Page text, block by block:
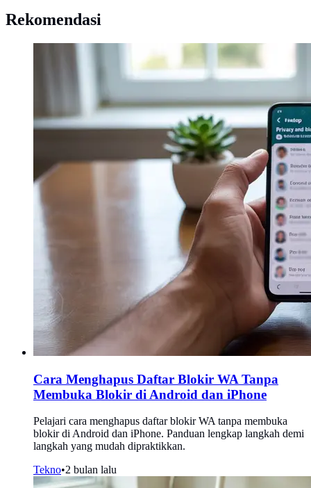
Rekomendasi
Cara Menghapus Daftar Blokir WA Tanpa
Membuka Blokir di Android dan iPhone
Pelajari cara menghapus daftar blokir WA tanpa membuka
blokir di Android dan iPhone. Panduan lengkap langkah demi
langkah yang mudah dipraktikkan.
Tekno•2 bulan lalu